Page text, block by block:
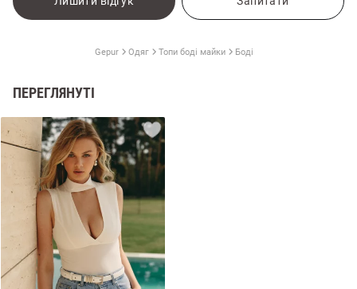
Gepur Одяг Топи боді майки Боді
ПЕРЕГЛЯНУТІ